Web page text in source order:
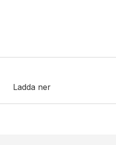
Ladda ner